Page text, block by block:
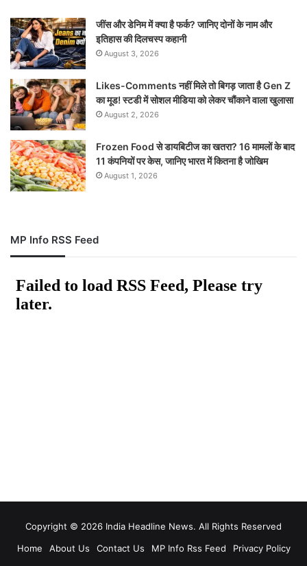
जींस और डेनिम में क्या है फर्क? जानिए दोनों के नाम और
इतिहास की दिलचस्प कहानी
August 3, 2026
Likes-Comments नहीं मिले तो बिगड़ जाता है Gen Z
का मूड! स्टडी में सोशल मीडिया को लेकर चौंकाने वाला खुलासा
August 2, 2026
Frozen Food से डायबिटीज का खतरा? 16 मामलों के बाद
11 कंपनियों पर केस, जानिए भारत में कितना है जोखिम
August 1, 2026
MP Info RSS Feed
Copyright © 2026 India Headline News. All Rights Reserved
Home
About Us Contact Us MP Info Rss Feed
Privacy Policy